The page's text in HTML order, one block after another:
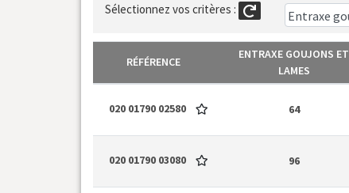
Sélectionnez vos critères :
RÉFÉRENCE
ENTRAXE GOUJONS ET
LAMES
020 01790 02580 64
020 01790 03080 96